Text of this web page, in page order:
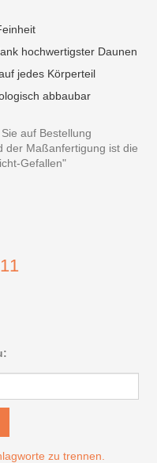
hochwertigster Daunen
jedes Körperteil
abbaubar
auf Bestellung
der Maßanfertigung ist die
Gefallen"
zu trennen.